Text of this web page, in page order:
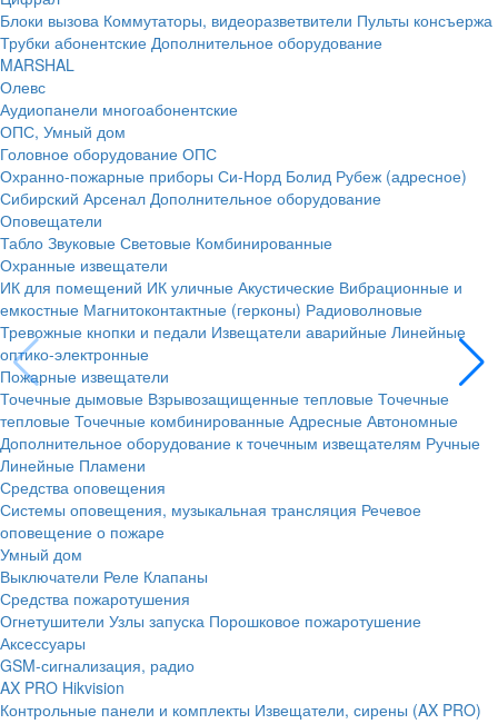
Блоки вызова Коммутаторы, видеоразветвители Пульты консъержа
Трубки абонентские Дополнительное оборудование
MARSHAL
Олевс
Аудиопанели многоабонентские
ОПС, Умный дом
Головное оборудование ОПС
Охранно-пожарные приборы Си-Норд Болид Рубеж (адресное)
Сибирский Арсенал Дополнительное оборудование
Оповещатели
Табло Звуковые Световые Комбинированные
Охранные извещатели
ИК для помещений ИК уличные Акустические Вибрационные и
емкостные Магнитоконтактные (герконы) Радиоволновые
Тревожные кнопки и педали Извещатели аварийные Линейные
оптико-электронные
Пожарные извещатели
Точечные дымовые Взрывозащищенные тепловые Точечные
тепловые Точечные комбинированные Адресные Автономные
Дополнительное оборудование к точечным извещателям Ручные
Линейные Пламени
Средства оповещения
Системы оповещения, музыкальная трансляция Речевое
оповещение о пожаре
Умный дом
Выключатели Реле Клапаны
Средства пожаротушения
Огнетушители Узлы запуска Порошковое пожаротушение
Аксессуары
GSM-сигнализация, радио
AX PRO Hikvision
Контрольные панели и комплекты Извещатели, сирены (AX PRO)